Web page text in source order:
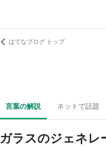
はてなブログ トップ
言葉の解説 ネットで話題
ガラスのジェネレ